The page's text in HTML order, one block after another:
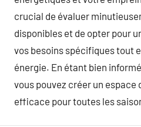
crucial de évaluer
disponibles et de opter pour
vos besoins spécifiques tout
énergie. En étant bien
vous pouvez créer un espace
efficace pour toutes les